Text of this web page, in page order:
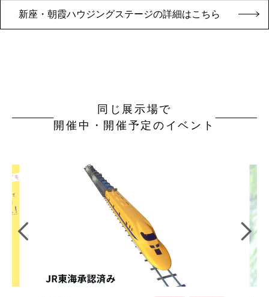
新座・朝霞ハウジングステージの詳細はこちら
同じ展示場で
開催中・開催予定のイベント